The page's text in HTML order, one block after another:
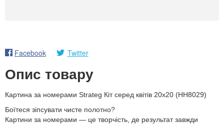
Facebook Twitter
Опис товару
Картина за номерами Strateg Кіт серед квітів 20х20 (HH8029)
Боїтеся зіпсувати чисте полотно?
Картини за номерами — це творчість, де результат завжди